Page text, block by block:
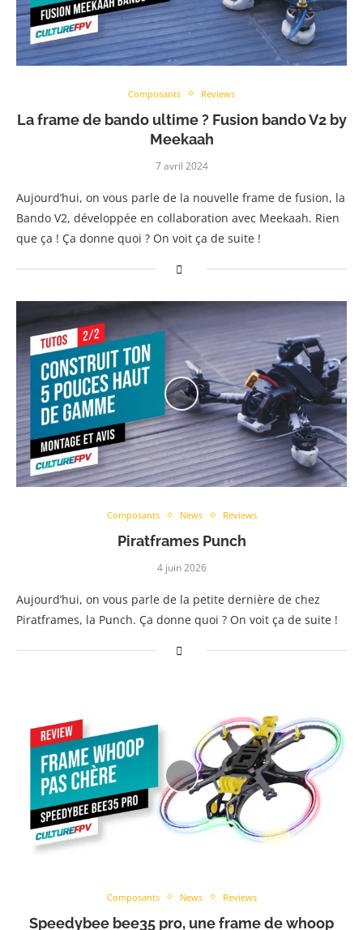
Composants Reviews
La frame de bando ultime ? Fusion bando V2 by
Meekaah
7 avril 2024
Aujourd’hui, on vous parle de la nouvelle frame de fusion, la
Bando V2, développée en collaboration avec Meekaah. Rien
que ça ! Ça donne quoi ? On voit ça de suite !
Composants News Reviews
Piratframes Punch
4 juin 2026
Aujourd’hui, on vous parle de la petite dernière de chez
Piratframes, la Punch. Ça donne quoi ? On voit ça de suite !
Composants News Reviews
Speedybee bee35 pro, une frame de whoop